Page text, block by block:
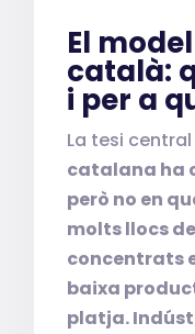
El
català:
i per a
La tesi
catalana ha
però no en
molts llocs
concentrats
baixa
platja.